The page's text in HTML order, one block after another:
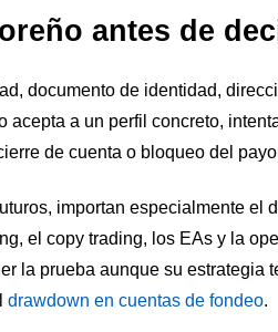
antes de
documento de identidad,
acepta a un perfil concreto,
de cuenta o bloqueo del
importan especialmente el
el copy trading, los EAs y la
la prueba aunque su estrategia
drawdown en cuentas de fondeo.